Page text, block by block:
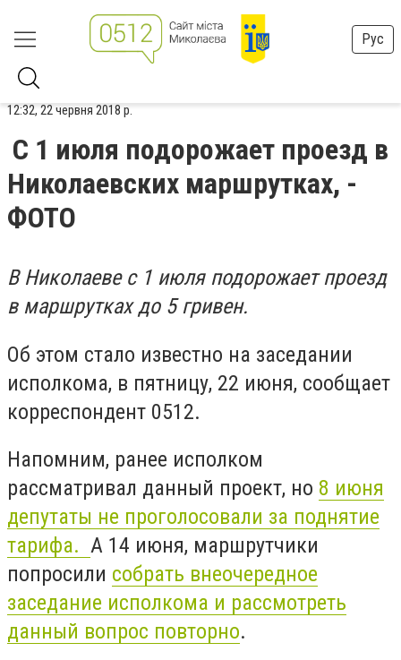
Рус
12:32, 22 червня 2018 р.
С 1 июля подорожает проезд в
Николаевских маршрутках, -
ФОТО
В Николаеве с 1 июля подорожает проезд
в маршрутках до 5 гривен.
Об этом стало известно на заседании
исполкома, в пятницу, 22 июня, сообщает
корреспондент 0512.
Напомним, ранее исполком
рассматривал данный проект, но 8 июня
депутаты не проголосовали за поднятие
тарифа. А 14 июня, маршрутчики
попросили собрать внеочередное
заседание исполкома и рассмотреть
данный вопрос повторно.